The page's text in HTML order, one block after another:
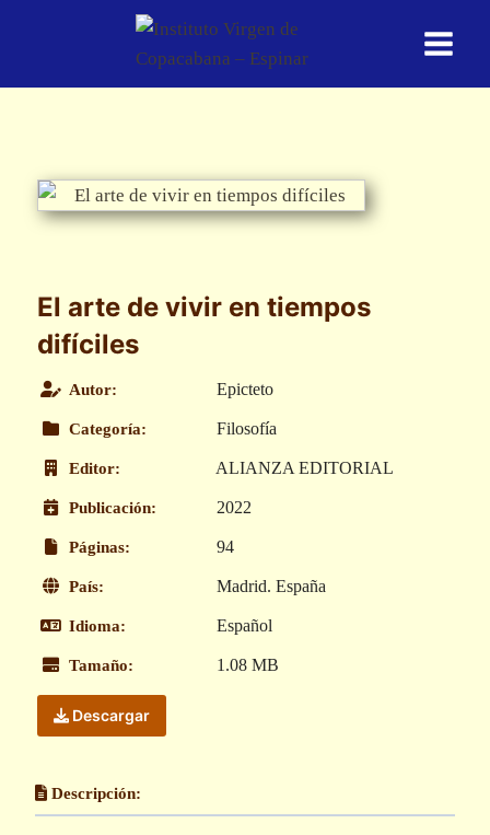
El arte de vivir en tiempos
difíciles
Autor: Epicteto
Categoría: Filosofía
Editor: ALIANZA EDITORIAL
Publicación: 2022
Páginas: 94
País: Madrid. España
Idioma: Español
Tamaño: 1.08 MB
Descargar
Descripción: